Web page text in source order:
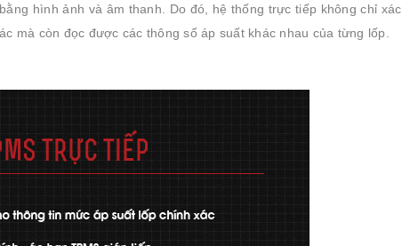
hình ảnh và âm thanh. Do đó, hệ thống trực tiếp không chỉ xác
mà còn đọc được các thông số áp suất khác nhau của từng lốp.